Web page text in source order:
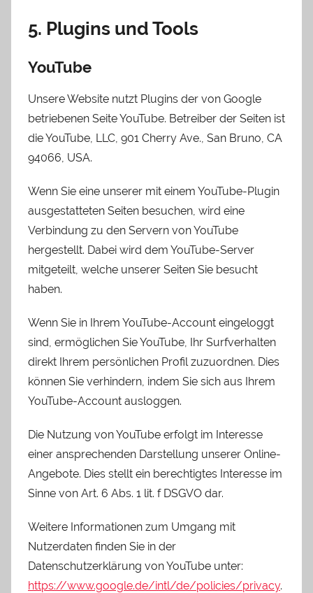
5. Plugins und Tools
YouTube
Unsere Website nutzt Plugins der von Google
betriebenen Seite YouTube. Betreiber der Seiten ist
die YouTube, LLC, 901 Cherry Ave., San Bruno, CA
94066, USA.
Wenn Sie eine unserer mit einem YouTube-Plugin
ausgestatteten Seiten besuchen, wird eine
Verbindung zu den Servern von YouTube
hergestellt. Dabei wird dem YouTube-Server
mitgeteilt, welche unserer Seiten Sie besucht
haben.
Wenn Sie in Ihrem YouTube-Account eingeloggt
sind, ermöglichen Sie YouTube, Ihr Surfverhalten
direkt Ihrem persönlichen Profil zuzuordnen. Dies
können Sie verhindern, indem Sie sich aus Ihrem
YouTube-Account ausloggen.
Die Nutzung von YouTube erfolgt im Interesse
einer ansprechenden Darstellung unserer Online-
Angebote. Dies stellt ein berechtigtes Interesse im
Sinne von Art. 6 Abs. 1 lit. f DSGVO dar.
Weitere Informationen zum Umgang mit
Nutzerdaten finden Sie in der
Datenschutzerklärung von YouTube unter:
https://www.google.de/intl/de/policies/privacy.